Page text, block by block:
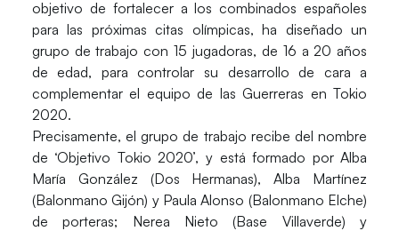
objetivo de fortalecer a los combinados españoles
para las próximas citas olímpicas, ha diseñado un
grupo de trabajo con 15 jugadoras, de 16 a 20 años
de edad, para controlar su desarrollo de cara a
complementar el equipo de las Guerreras enTokio
2020.
Precisamente, el grupo de trabajo recibe del nombre
de ‘Objetivo Tokio 2020’, y está formado porAlba
María González (Dos Hermanas),Alba Martínez
(Balonmano Gijón) y Paula Alonso (Balonmano Elche)
de porteras; Nerea Nieto(Base Villaverde) y